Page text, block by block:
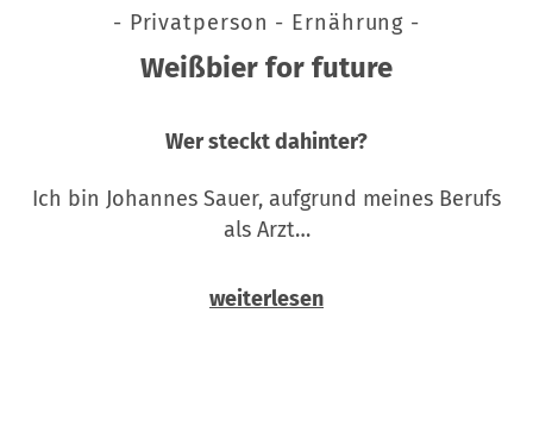
- Privatperson - Ernährung -
Weißbier for future
Wer steckt dahinter?
Ich bin Johannes Sauer, aufgrund meines Berufs
als Arzt…
weiterlesen